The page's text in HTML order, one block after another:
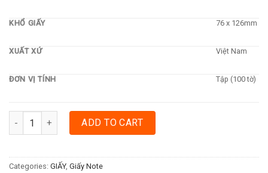
KHỔ GIẤY 76 x 126mm
XUẤT XỨ Việt Nam
ĐƠN VỊ TÍNH Tập (100 tờ)
GIẤY NOTE UNICORN 76 X 126MM (100 TỜ) (3X5) quantity
ADD TO CART
Categories: GIẤY, Giấy Note